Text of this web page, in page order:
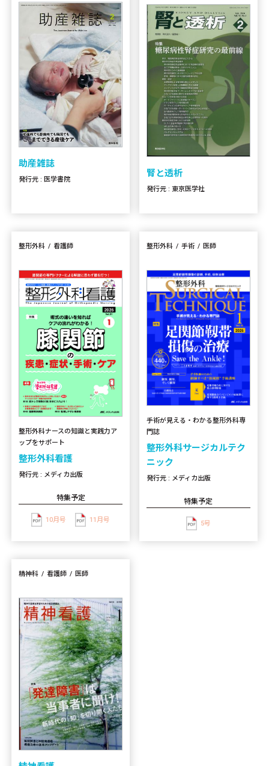
助産雑誌
発行元 : 医学書院
腎と透析
発行元 : 東京医学社
整形外科 看護師
整形外科ナースの知識と実践力ア
ップをサポート
整形外科看護
発行元 : メディカ出版
特集予定
10月号 11月号
整形外科 手術 医師
手術が見える・わかる整形外科専
門誌
整形外科サージカルテク
ニック
発行元 : メディカ出版
特集予定
5号
精神科 看護師 医師